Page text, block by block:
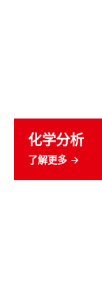
化学分析
了解更多